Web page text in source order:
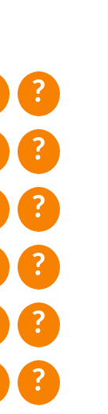
?
?
?
?
?
?